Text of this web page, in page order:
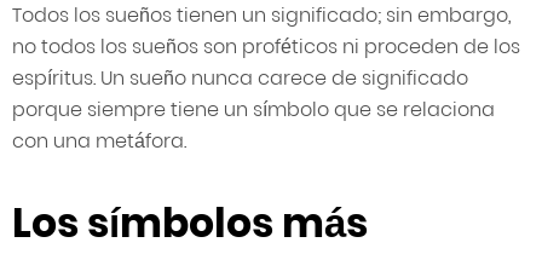
Todos los sueños tienen un significado; sin embargo,
no todos los sueños son proféticos ni proceden de los
espíritus. Un sueño nunca carece de significado
porque siempre tiene un símbolo que se relaciona
con una metáfora.
Los símbolos más